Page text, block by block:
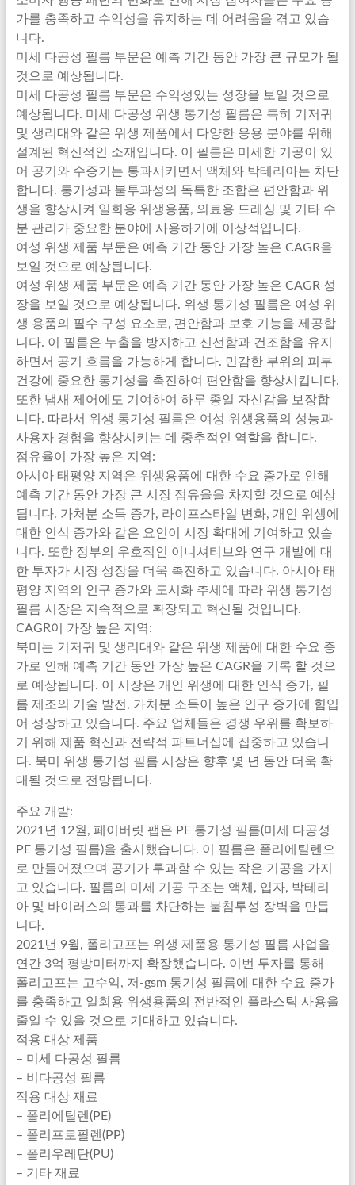
가를 충족하고 수익성을 유지하는 데 어려움을 겪고 있습
니다.
미세 다공성 필름 부문은 예측 기간 동안 가장 큰 규모가 될
것으로 예상됩니다.
미세 다공성 필름 부문은 수익성있는 성장을 보일 것으로
예상됩니다. 미세 다공성 위생 통기성 필름은 특히 기저귀
및 생리대와 같은 위생 제품에서 다양한 응용 분야를 위해
설계된 혁신적인 소재입니다. 이 필름은 미세한 기공이 있
어 공기와 수증기는 통과시키면서 액체와 박테리아는 차단
합니다. 통기성과 불투과성의 독특한 조합은 편안함과 위
생을 향상시켜 일회용 위생용품, 의료용 드레싱 및 기타 수
분 관리가 중요한 분야에 사용하기에 이상적입니다.
여성 위생 제품 부문은 예측 기간 동안 가장 높은 CAGR을
보일 것으로 예상됩니다.
여성 위생 제품 부문은 예측 기간 동안 가장 높은 CAGR 성
장을 보일 것으로 예상됩니다. 위생 통기성 필름은 여성 위
생 용품의 필수 구성 요소로, 편안함과 보호 기능을 제공합
니다. 이 필름은 누출을 방지하고 신선함과 건조함을 유지
하면서 공기 흐름을 가능하게 합니다. 민감한 부위의 피부
건강에 중요한 통기성을 촉진하여 편안함을 향상시킵니다.
또한 냄새 제어에도 기여하여 하루 종일 자신감을 보장합
니다. 따라서 위생 통기성 필름은 여성 위생용품의 성능과
사용자 경험을 향상시키는 데 중추적인 역할을 합니다.
점유율이 가장 높은 지역:
아시아 태평양 지역은 위생용품에 대한 수요 증가로 인해
예측 기간 동안 가장 큰 시장 점유율을 차지할 것으로 예상
됩니다. 가처분 소득 증가, 라이프스타일 변화, 개인 위생에
대한 인식 증가와 같은 요인이 시장 확대에 기여하고 있습
니다. 또한 정부의 우호적인 이니셔티브와 연구 개발에 대
한 투자가 시장 성장을 더욱 촉진하고 있습니다. 아시아 태
평양 지역의 인구 증가와 도시화 추세에 따라 위생 통기성
필름 시장은 지속적으로 확장되고 혁신될 것입니다.
CAGR이 가장 높은 지역:
북미는 기저귀 및 생리대와 같은 위생 제품에 대한 수요 증
가로 인해 예측 기간 동안 가장 높은 CAGR을 기록 할 것으
로 예상됩니다. 이 시장은 개인 위생에 대한 인식 증가, 필
름 제조의 기술 발전, 가처분 소득이 높은 인구 증가에 힘입
어 성장하고 있습니다. 주요 업체들은 경쟁 우위를 확보하
기 위해 제품 혁신과 전략적 파트너십에 집중하고 있습니
다. 북미 위생 통기성 필름 시장은 향후 몇 년 동안 더욱 확
대될 것으로 전망됩니다.
주요 개발:
2021년 12월, 페이버릿 팹은 PE 통기성 필름(미세 다공성
PE 통기성 필름)을 출시했습니다. 이 필름은 폴리에틸렌으
로 만들어졌으며 공기가 투과할 수 있는 작은 기공을 가지
고 있습니다. 필름의 미세 기공 구조는 액체, 입자, 박테리
아 및 바이러스의 통과를 차단하는 불침투성 장벽을 만듭
니다.
2021년 9월, 폴리고프는 위생 제품용 통기성 필름 사업을
연간 3억 평방미터까지 확장했습니다. 이번 투자를 통해
폴리고프는 고수익, 저-gsm 통기성 필름에 대한 수요 증가
를 충족하고 일회용 위생용품의 전반적인 플라스틱 사용을
줄일 수 있을 것으로 기대하고 있습니다.
적용 대상 제품
– 미세 다공성 필름
– 비다공성 필름
적용 대상 재료
– 폴리에틸렌(PE)
– 폴리프로필렌(PP)
– 폴리우레탄(PU)
– 기타 재료